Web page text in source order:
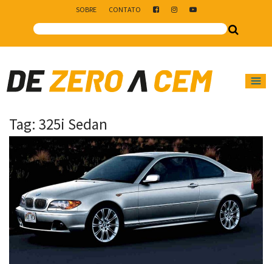
SOBRE CONTATO
Main Navigation
Tag: 325i Sedan